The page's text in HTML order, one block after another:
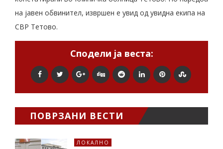
на јавен обвинител, извршен е увид од увидна екипа на
СВР Тетово.
Сподели ја веста:
ПОВРЗАНИ ВЕСТИ
ЛОКАЛНО